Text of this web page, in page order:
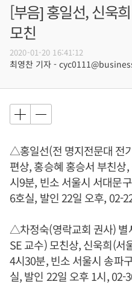
[부음] 홍일선, 신욱
모친
2020-01-20 16:41:12
최영찬 기자 -
△홍일선(전 명지전문대 전
편상, 홍승혜 홍승서 부친상
시9분, 빈소 서울시 서대문
6호실, 발인 22일 오후, 02-
△차정숙(영락교회 권사) 별
SE 교수) 모친상, 신욱희(서
4시30분, 빈소 서울시 송파
실, 발인 22일 오후 1시, 02-